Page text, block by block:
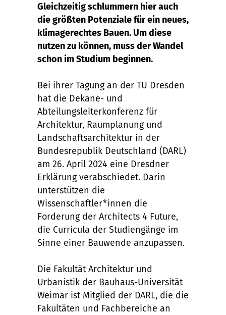
Gleichzeitig schlummern hier auch
die größten Potenziale für ein neues,
klimagerechtes Bauen. Um diese
nutzen zu können, muss der Wandel
schon im Studium beginnen.
Bei ihrer Tagung an der TU Dresden
hat die Dekane- und
Abteilungsleiterkonferenz für
Architektur, Raumplanung und
Landschaftsarchitektur in der
Bundesrepublik Deutschland (DARL)
am 26. April 2024 eine Dresdner
Erklärung verabschiedet. Darin
unterstützen die
Wissenschaftler*innen die
Forderung der Architects 4 Future,
die Curricula der Studiengänge im
Sinne einer Bauwende anzupassen.
Die Fakultät Architektur und
Urbanistik der Bauhaus-Universität
Weimar ist Mitglied der DARL, die die
Fakultäten und Fachbereiche an